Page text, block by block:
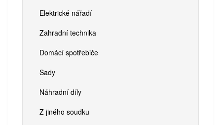
Elektrické nářadí
Zahradní technika
Domácí spotřebiče
Sady
Náhradní díly
Z jiného soudku